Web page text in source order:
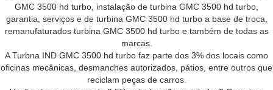
GMC 3500 hd turbo, instalação de turbina GMC 3500 hd turbo,
garantia, serviços e de turbina GMC 3500 hd turbo a base de troca,
remanufaturados turbina GMC 3500 hd turbo e também de todas as
marcas.
A Turbna IND GMC 3500 hd turbo faz parte dos 3% dos locais como
oficinas mecânicas, desmanches autorizados, pátios, entre outros que
reciclam peças de carros.